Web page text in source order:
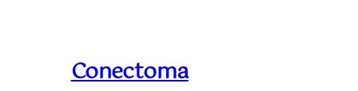
Conectoma